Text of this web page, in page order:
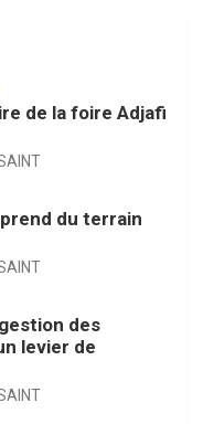
de la foire Adjafi
du terrain
des
levier de